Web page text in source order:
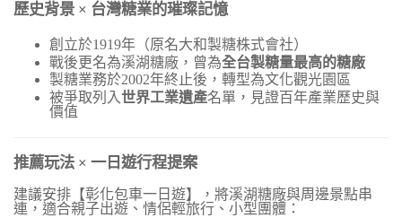
歷史背景 × 台灣糖業的璀璨記憶
創立於1919年（原名大和製糖株式會社）
戰後更名為溪湖糖廠，曾為全台製糖量最高的糖廠
製糖業務於2002年終止後，轉型為文化觀光園區
被爭取列入世界工業遺產名單，見證百年產業歷史與
價值
推薦玩法 × 一日遊行程提案
建議安排【彰化包車一日遊】，將溪湖糖廠與周邊景點串
連，適合親子出遊、情侶輕旅行、小型團體：